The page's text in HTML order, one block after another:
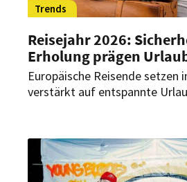
Trends
Reisejahr 2026:
Erholung prägen
Europäische Reisende setzen
verstärkt auf entspannte